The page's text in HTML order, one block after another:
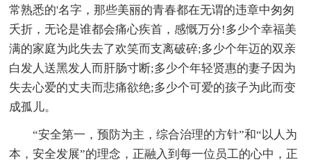
常熟悉的'名字，那些美丽的青春都在无谓的违章中匆匆
夭折，无论是谁都会痛心疾首，感慨万分!多少个幸福美
满的家庭为此失去了欢笑而支离破碎;多少个年迈的双亲
白发人送黑发人而肝肠寸断;多少个年轻贤惠的妻子因为
失去心爱的丈夫而悲痛欲绝;多少个可爱的孩子为此而变
成孤儿。
“安全第一，预防为主，综合治理的方针”和“以人为
本，安全发展”的理念，正融入到每一位员工的心中，正